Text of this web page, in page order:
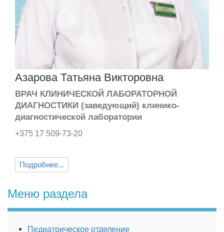
Азарова Татьяна Викторовна
ВРАЧ КЛИНИЧЕСКОЙ ЛАБОРАТОРНОЙ
ДИАГНОСТИКИ (заведующий) клинико-
диагностической лаборатории
+375 17 509-73-20
Подробнее...
Меню раздела
Педиатрическое отделение